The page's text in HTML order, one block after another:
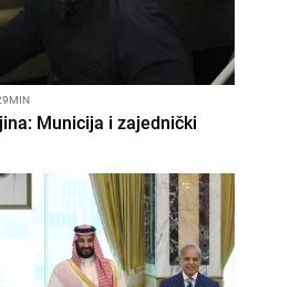
Municija i zajednički